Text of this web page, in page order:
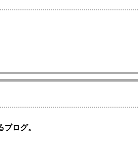
ログ。